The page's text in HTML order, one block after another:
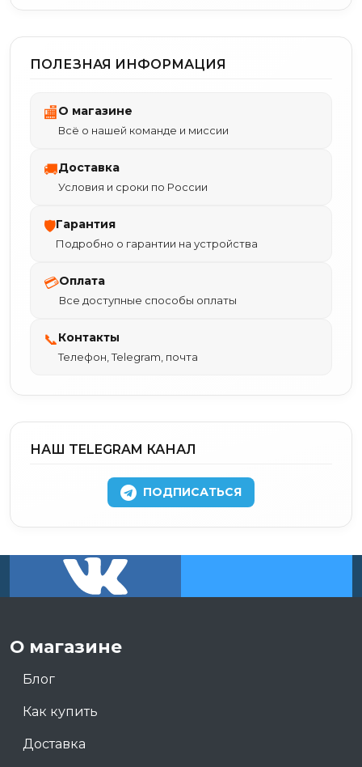
ПОЛЕЗНАЯ ИНФОРМАЦИЯ
🏬О магазине
Всё о нашей команде и миссии
🚚Доставка
Условия и сроки по России
🛡Гарантия
Подробно о гарантии на устройства
💳Оплата
Все доступные способы оплаты
📞Контакты
Телефон, Telegram, почта
НАШ TELEGRAM КАНАЛ
ПОДПИСАТЬСЯ
О магазине
Блог
Как купить
Доставка